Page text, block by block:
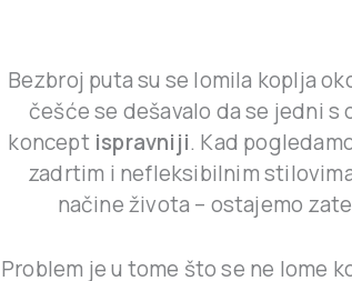
Bezbroj puta su se lomila koplja
češće se dešavalo da se jedni
koncept ispravniji. Kad
zadrtim i nefleksibilnim
načine života – ostajemo
Problem je u tome što se ne lome